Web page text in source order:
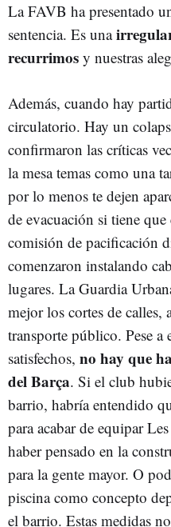
La FAVB ha presentado
sentencia. Es una
recurrimos y nuestras
Además, cuando hay
circulatorio. Hay un
confirmaron las críticas
la mesa temas como una
por lo menos te dejen
de evacuación si tiene
comisión de pacificación
comenzaron instalando
lugares. La Guardia
mejor los cortes de calles,
transporte público. Pese a
satisfechos, no hay que
del Barça. Si el club
barrio, habría entendido
para acabar de equipar
haber pensado en la
para la gente mayor. O
piscina como concepto
el barrio. Estas medidas